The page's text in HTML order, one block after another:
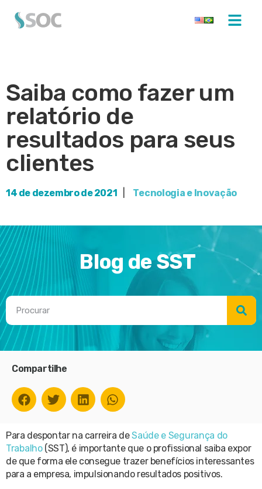
Saiba como fazer um
relatório de
resultados para seus
clientes
14 de dezembro de 2021 Tecnologia e Inovação
Blog de SST
Compartilhe
Para despontar na carreira deSaúde e Segurança do
Trabalho(SST), é importante que o profissional saiba expor
de que forma ele consegue trazer benefícios interessantes
para a empresa, impulsionando resultados positivos.